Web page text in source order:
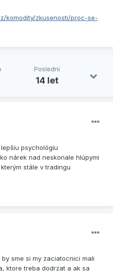
komodity/zkusenosti/proc-se-
Poslední
14 let
psychológiu
nárek nad neskonale hlúpymi
stále v tradingu
sme si my zaciatocnici mali
ktore treba dodrzat a ak sa